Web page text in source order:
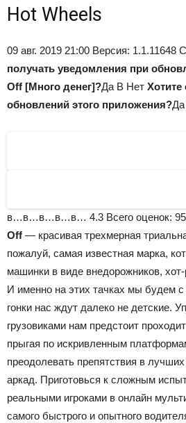
Hot Wheels
09 авг. 2019 21:00 Версия: 1.1.11648
получать уведомления при
Off [Много денег]?Да В Нет Хотите
обновлений этого приложения?
в…в…в…в…в… 4.3 Всего оценок:
Off — красивая трехмерная
пожалуй, самая известная марка,
машинки в виде внедорожников,
И именно на этих тачках мы будем с
гонки нас ждут далеко не детские.
грузовиками нам предстоит
прыгая по искривленным
преодолевать препятствия в
аркад. Приготовься к сложным
реальными игроками в онлайн
самого быстрого и опытного